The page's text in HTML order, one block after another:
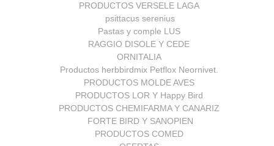
PRODUCTOS VERSELE LAGA
psittacus serenius
Pastas y comple LUS
RAGGIO DISOLE Y CEDE
ORNITALIA
Productos herbbirdmix Petflox Neornivet.
PRODUCTOS MOLDE AVES
PRODUCTOS LOR Y Happy Bird
PRODUCTOS CHEMIFARMA Y CANARIZ
FORTE BIRD Y SANOPIEN
PRODUCTOS COMED